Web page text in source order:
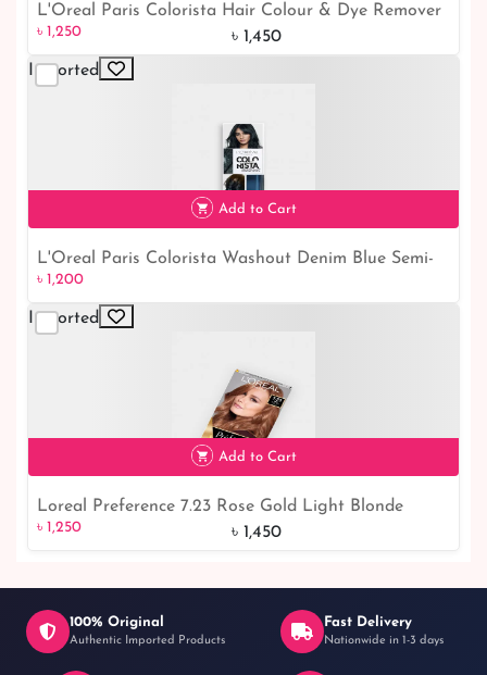
৳ 1,25014% off
L'Oreal Paris Colorista Hair Colour & Dye Remover
- Effortlessly Remove Hair Color and Dye for a
Fresh Look
৳ 1,250
৳ 1,450
Imported
৳ 1,200
Add to Cart
L'Oreal Paris Colorista Washout Denim Blue Semi-
Permanent Hair Dye
৳ 1,200
Imported
৳ 1,25014% off
Add to Cart
Loreal Preference 7.23 Rose Gold Light Blonde
Permanent Hair Dye
৳ 1,250 ৳ 1,450
100% Original
Authentic Imported Products
Fast Delivery
Nationwide in 1-3 days